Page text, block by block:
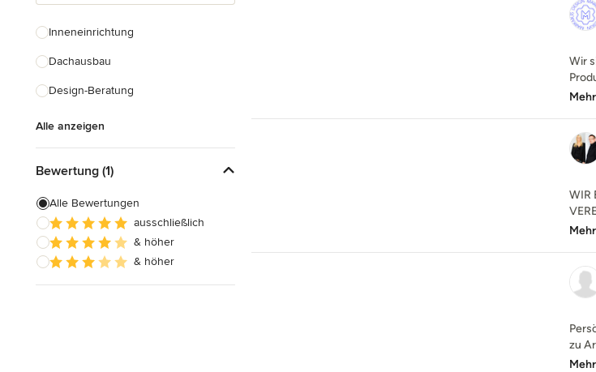
Einbauschränke
Inneneinrichtung
Dachausbau
Design-Beratung
Alle anzeigen
Bewertung (1)
Alle Bewertungen
ausschließlich
& höher
& höher
Wir
Mehr
WIR
Mehr
zu
Mehr